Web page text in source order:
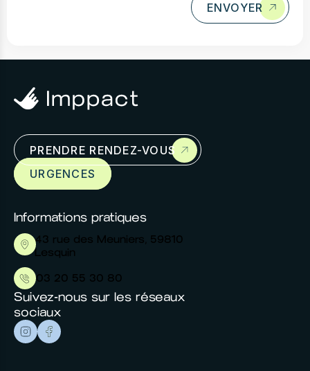
ENVOYER
Prendre rendez-
Cras mollis diam et id. Tincidunt imperdiet
mauris volutpat aliquet turpis sed.
PRENDRE RENDEZ-VOUS
URGENCES
Informations pratiques
43 rue des Meuniers, 59810
Lesquin
03 20 55 30 80
Suivez-nous sur les réseaux
sociaux